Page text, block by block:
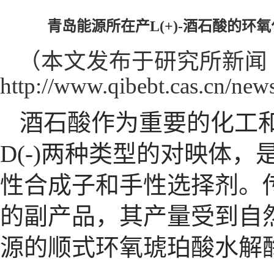
青岛能源所在产L(+)-酒石酸的环
（本文发布于研究所新闻
http://www.qibebt.cas.cn/
酒石酸作为重要的化工
D(-)两种类型的对映体，
性合成子和手性选择剂。
的副产品，其产量受到
源的顺式环氧琥珀酸水解